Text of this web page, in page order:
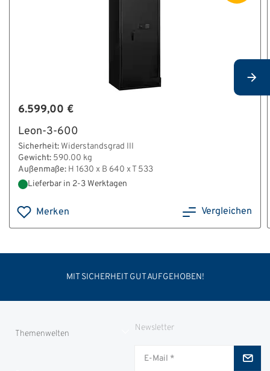
6.599,00 €
Leon-3-600
Sicherheit: Widerstandsgrad III
Gewicht: 590.00 kg
Außenmaße: H 1630 x B 640 x T 533
Lieferbar in 2-3 Werktagen
Merken Vergleichen
MIT SICHERHEIT GUT AUFGEHOBEN!
Themenwelten
Newsletter